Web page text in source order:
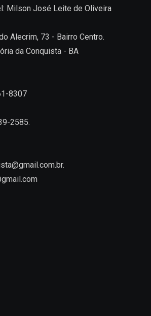
Milson José Leite de Oliveira
Alecrim, 73 - Bairro Centro.
da Conquista - BA
8307
2585.
.